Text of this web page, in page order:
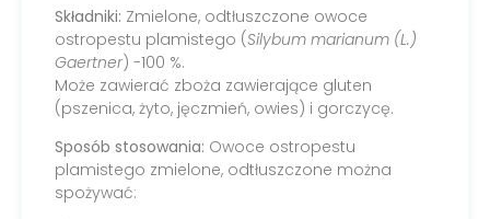
Składniki: Zmielone, odtłuszczone owoce
ostropestu plamistego (Silybum marianum (L.)
Gaertner) -100 %.
Może zawierać zboża zawierające gluten
(pszenica, żyto, jęczmień, owies) i gorczycę.
Sposób stosowania: Owoce ostropestu
plamistego zmielone, odtłuszczone można
spożywać: